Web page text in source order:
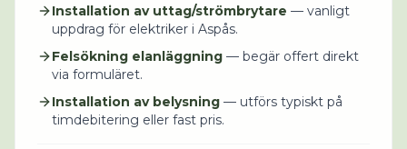
Installation av uttag/strömbrytare — vanligt
uppdrag för elektriker i Aspås.
Felsökning elanläggning — begär offert direkt
via formuläret.
Installation av belysning — utförs typiskt på
timdebitering eller fast pris.